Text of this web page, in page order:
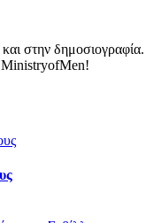
στην δημοσιογραφία.
MinistryofMen!